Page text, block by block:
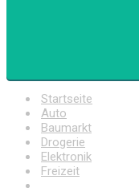
Startseite
Auto
Baumarkt
Drogerie
Elektronik
Freizeit